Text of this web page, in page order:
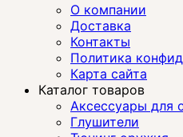
О компании
Доставка
Контакты
Политика
Карта сайта
Каталог товаров
Аксессуары для
Глушители